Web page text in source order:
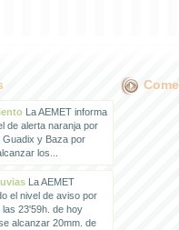
La AEMET informa
de alerta naranja por
Guadix y Baza por
los...
La AEMET
el nivel de aviso por
23'59h. de hoy
alcanzar 20mm. de